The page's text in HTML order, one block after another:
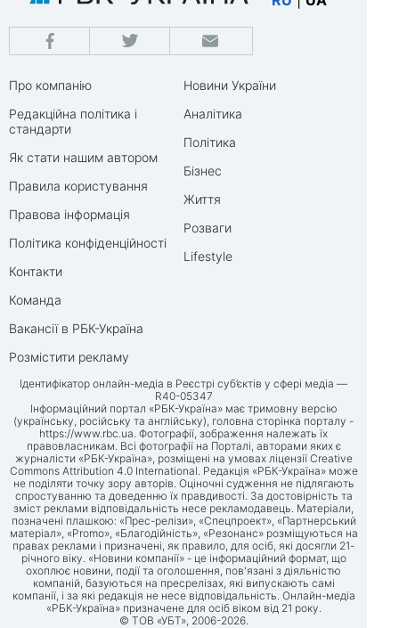
Про компанію
Редакційна політика і
стандарти
Як стати нашим автором
Правила користування
Правова інформація
Політика конфіденційності
Контакти
Команда
Вакансії в РБК-Україна
Розмістити рекламу
Новини України
Аналітика
Політика
Бізнес
Життя
Розваги
Lifestyle
Ідентифікатор онлайн-медіа в Реєстрі суб’єктів у сфері медіа —
R40-05347
Інформаційний портал «РБК-Україна» має тримовну версію
(українську, російську та англійську), головна сторінка порталу -
https://www.rbc.ua. Фотографії, зображення належать їх
правовласникам. Всі фотографії на Порталі, авторами яких є
журналісти «РБК-Україна», розміщені на умовах ліцензії Creative
Commons Attribution 4.0 International. Редакція «РБК-Україна» може
не поділяти точку зору авторів. Оціночні судження не підлягають
спростуванню та доведенню їх правдивості. За достовірність та
зміст реклами відповідальність несе рекламодавець. Матеріали,
позначені плашкою: «Прес-релізи», «Спецпроект», «Партнерський
матеріал», «Promo», «Благодійність», «Резонанс» розміщуються на
правах реклами і призначені, як правило, для осіб, які досягли 21-
річного віку. «Новини компанії» - це інформаційний формат, що
охоплює новини, події та оголошення, пов'язані з діяльністю
компаній, базуються на пресрелізах, які випускають самі
компанії, і за які редакція не несе відповідальність. Онлайн-медіа
«РБК-Україна» призначене для осіб віком від 21 року.
© ТОВ «УБТ», 2006-2026.